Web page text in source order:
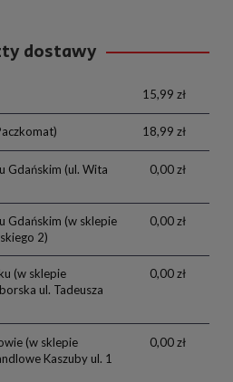
dostawy
15,99 zł
18,99 zł
Gdańskim (ul. Wita
0,00 zł
Gdańskim (w sklepie
2)
0,00 zł
(w sklepie
ul. Tadeusza
0,00 zł
(w sklepie
Kaszuby ul. 1
0,00 zł